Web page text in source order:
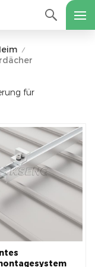
/
für